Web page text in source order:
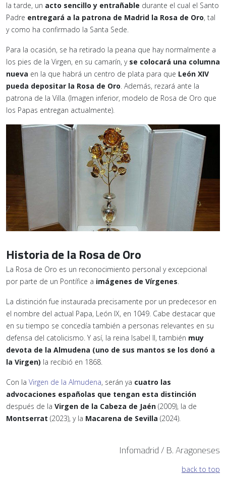
la tarde, un acto sencillo y entrañable durante el cual el Santo
Padre entregará a la patrona de Madrid la Rosa de Oro, tal
y como ha confirmado la Santa Sede.
Para la ocasión, se ha retirado la peana que hay normalmente a
los pies de la Virgen, en su camarín, yse colocará una columna
nueva en la que habrá un centro de plata para que León XIV
pueda depositar la Rosa de Oro. Además, rezará ante la
patrona de la Villa. (Imagen inferior, modelo de Rosa de Oro que
los Papas entregan actualmente).
Historia de la Rosa de Oro
La Rosa de Oro es un reconocimiento personal y excepcional
por parte de un Pontífice a imágenes de Vírgenes.
La distinción fue instaurada precisamente por un predecesor en
el nombre del actual Papa, León IX, en 1049. Cabe destacar que
en su tiempo se concedía también a personas relevantes en su
defensa del catolicismo. Y así, la reina Isabel II, también muy
devota de la Almudena (uno de sus mantos se los donó a
la Virgen) la recibió en 1868.
Con la Virgen de la Almudena, serán ya cuatro las
advocaciones españolas que tengan esta distinción
después de la Virgen de la Cabeza de Jaén (2009), la de
Montserrat (2023), y la Macarena de Sevilla (2024).
Infomadrid / B. Aragoneses
back to top